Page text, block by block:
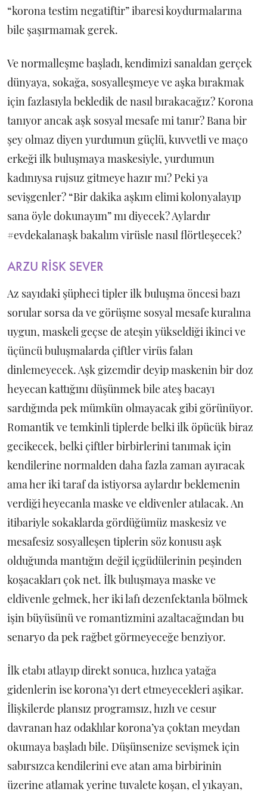
“korona testim negatiftir” ibaresi koydurmalarına
bile şaşırmamak gerek.
Ve normalleşme başladı, kendimizi sanaldan gerçek
dünyaya, sokağa, sosyalleşmeye ve aşka bırakmak
için fazlasıyla bekledik de nasıl bırakacağız? Korona
tanıyor ancak aşk sosyal mesafe mi tanır? Bana bir
şey olmaz diyen yurdumun güçlü, kuvvetli ve maço
erkeği ilk buluşmaya maskesiyle, yurdumun
kadınıysa rujsuz gitmeye hazır mı? Peki ya
sevişgenler? “Bir dakika aşkım elimi kolonyalayıp
sana öyle dokunayım” mı diyecek? Aylardır
#evdekalanaşk bakalım virüsle nasıl flörtleşecek?
ARZU RİSK SEVER
Az sayıdaki şüpheci tipler ilk buluşma öncesi bazı
sorular sorsa da ve görüşme sosyal mesafe kuralına
uygun, maskeli geçse de ateşin yükseldiği ikinci ve
üçüncü buluşmalarda çiftler virüs falan
dinlemeyecek. Aşk gizemdir deyip maskenin bir doz
heyecan kattığını düşünmek bile ateş bacayı
sardığında pek mümkün olmayacak gibi görünüyor.
Romantik ve temkinli tiplerde belki ilk öpücük biraz
gecikecek, belki çiftler birbirlerini tanımak için
kendilerine normalden daha fazla zaman ayıracak
ama her iki taraf da istiyorsa aylardır beklemenin
verdiği heyecanla maske ve eldivenler atılacak. An
itibariyle sokaklarda gördüğümüz maskesiz ve
mesafesiz sosyalleşen tiplerin söz konusu aşk
olduğunda mantığın değil içgüdülerinin peşinden
koşacakları çok net. İlk buluşmaya maske ve
eldivenle gelmek, her iki lafı dezenfektanla bölmek
işin büyüsünü ve romantizmini azaltacağından bu
senaryo da pek rağbet görmeyeceğe benziyor.
İlk etabı atlayıp direkt sonuca, hızlıca yatağa
gidenlerin ise korona’yı dert etmeyecekleri aşikar.
İlişkilerde plansız programsız, hızlı ve cesur
davranan haz odaklılar korona’ya çoktan meydan
okumaya başladı bile. Düşünsenize sevişmek için
sabırsızca kendilerini eve atan ama birbirinin
üzerine atlamak yerine tuvalete koşan, el yıkayan,